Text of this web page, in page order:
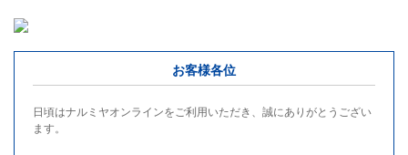
お客様各位
日頃はナルミヤオンラインをご利用いただき、誠にありがとうござい
ます。